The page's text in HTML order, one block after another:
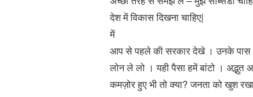
देश में विकास दिखना चाहिए|
में
आप से पहले की सरकार देखे । उनके पास
लोन ले लो । यही पैसा हमें बांटो ।
कमज़ोर हुए भी तो क्या? जनता को खुश